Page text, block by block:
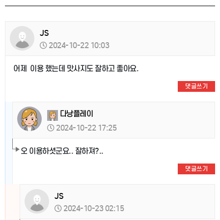
JS
2024-10-22 10:03
어제 이용 했는데 맛사지도 잘하고 좋아요.
댓글쓰기
다낭플레이
2024-10-22 17:25
오 이용하셧군요.. 잘하져?..
댓글쓰기
JS
2024-10-23 02:15